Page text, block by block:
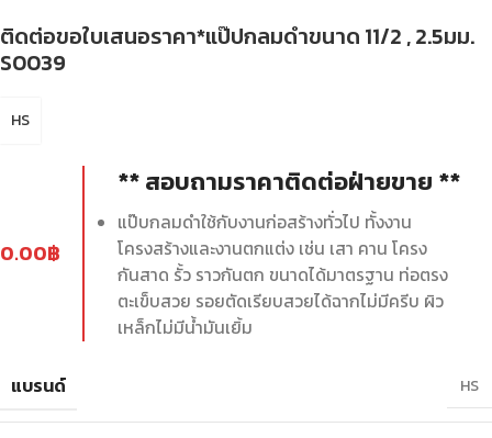
ติดต่อขอใบเสนอราคา*แป๊ปกลมดำขนาด 11/2 , 2.5มม.
S0039
HS
0.00฿
** สอบถามราคาติดต่อฝ่ายขาย **
แป๊บกลมดำใช้กับงานก่อสร้างทั่วไป ทั้งงาน
โครงสร้างและงานตกแต่ง เช่น เสา คาน โครง
กันสาด รั้ว ราวกันตก ขนาดได้มาตรฐาน ท่อตรง
ตะเข็บสวย รอยตัดเรียบสวยได้ฉากไม่มีครีบ ผิว
เหล็กไม่มีน้ำมันเยิ้ม
แบรนด์ HS